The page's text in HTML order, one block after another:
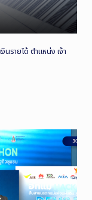
รายได้ ตำแหน่ง เจ้า